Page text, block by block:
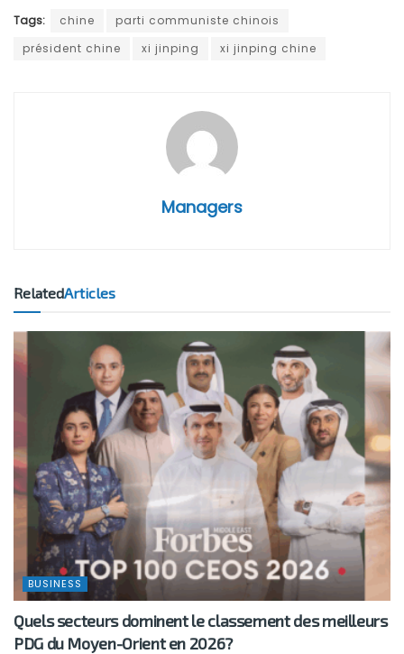
Tags: chine
parti communiste chinois
président chine
xi jinping xi jinping chine
Managers
RelatedArticles
BUSINESS
Quels secteurs dominent le classement des meilleurs
PDG du Moyen-Orient en 2026?